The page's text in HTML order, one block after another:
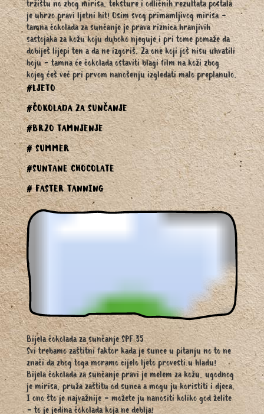
tržištu no zbog mirisa, teksture i odličnih rezultata postala
je ubrzo pravi ljetni hit! Osim svog primamljivog mirisa -
tamna čokolada za sunčanje je prava riznica hranjivih
sastojaka za kožu koju duboko njeguje i pri tome pomaže da
dobiješ lijepi ten a da ne izgoriš. Za one koji još nisu uhvatili
boju - tamna će čokolada ostaviti blagi film na koži zbog
kojeg ćeš već pri prvom nanošenju izgledati malo preplanulo.
#LJETO
#ČOKOLADA ZA SUNČANJE
#BRZO TAMNJENJE
# SUMMER
#SUNTANE CHOCOLATE
# FASTER TANNING
Bijela čokolada za sunčanje SPF 35
Svi trebamo zaštitni faktor kada je sunce u pitanju no to ne
znači da zbog toga moramo cijelo ljeto provesti u hladu!
Bijela čokolada za sunčanje pravi je melem za kožu, ugodnog
je mirisa, pruža zaštitu od sunca a mogu ju koristiti i djeca.
I ono što je najvažnije - možete ju nanositi koliko god želite
- to je jedina čokolada koja ne deblja!